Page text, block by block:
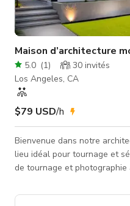
Maison d’architecture
5.0 (1) 30 invités
Los Angeles, CA
$79 USD/h
Bienvenue dans notre
lieu idéal pour tournage et séance photo !
de tournage et
créatifs. Situé à la frontière